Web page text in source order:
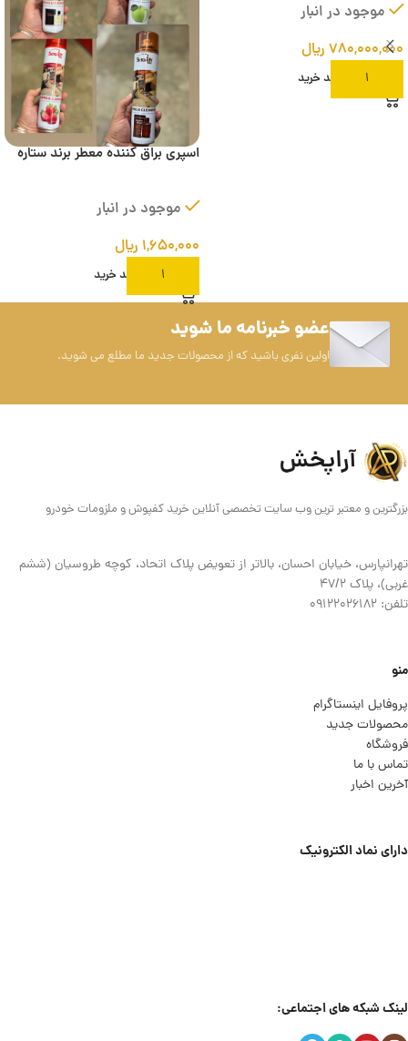
موجود در انبار
۷۸۰,۰۰۰,۰۰۰ ریال
افزودن به سبد خرید
اسپری براق کننده معطر برند ستاره
موجود در انبار
۱,۶۵۰,۰۰۰ ریال
افزودن به سبد خرید
عضو خبرنامه ما شوید
اولین نفری باشید که از محصولات جدید ما مطلع می شوید.
بزرگترین و معتبر ترین وب سایت تخصصی آنلاین خرید کفپوش و ملزومات خودرو
تهرانپارس، خیابان احسان، بالاتر از تعویض پلاک اتحاد، کوچه طروسیان (ششم
غربی)، پلاک ۴۷/۲
تلفن: 09122026182
منو
پروفایل اینستاگرام
محصولات جدید
فروشگاه
تماس با ما
آخرین اخبار
دارای نماد الکترونیک
لینک شبکه های اجتماعی: